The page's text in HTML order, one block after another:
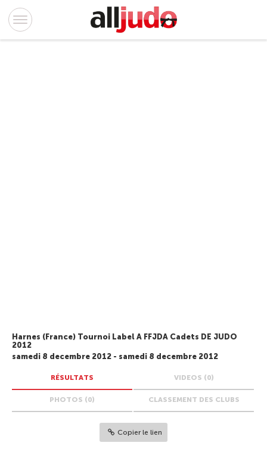
Harnes (France) Tournoi Label A FFJDA Cadets DE JUDO
2012
samedi 8 decembre 2012 - samedi 8 decembre 2012
RÉSULTATS VIDEOS (0)
PHOTOS (0) CLASSEMENT DES CLUBS
Copier le lien